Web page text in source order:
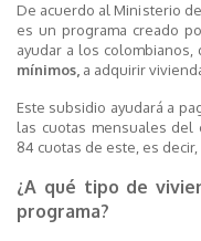
De acuerdo al Ministerio
es un programa creado
ayudar a los colombianos,
mínimos, a adquirir
Este subsidio ayudará a
las cuotas mensuales del
84 cuotas de este, es
¿A qué tipo de
programa?